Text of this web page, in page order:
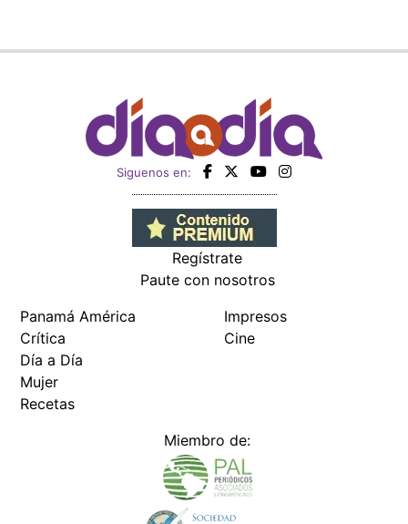
Siguenos en:
Regístrate
Paute con nosotros
Panamá América
Crítica
Día a Día
Mujer
Recetas
Impresos
Cine
Miembro de: